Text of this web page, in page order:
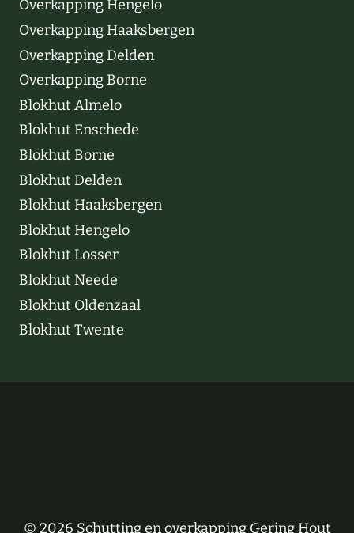
Overkapping Hengelo
Overkapping Haaksbergen
Overkapping Delden
Overkapping Borne
Blokhut Almelo
Blokhut Enschede
Blokhut Borne
Blokhut Delden
Blokhut Haaksbergen
Blokhut Hengelo
Blokhut Losser
Blokhut Neede
Blokhut Oldenzaal
Blokhut Twente
© 2026 Schutting en overkapping Gering Hout